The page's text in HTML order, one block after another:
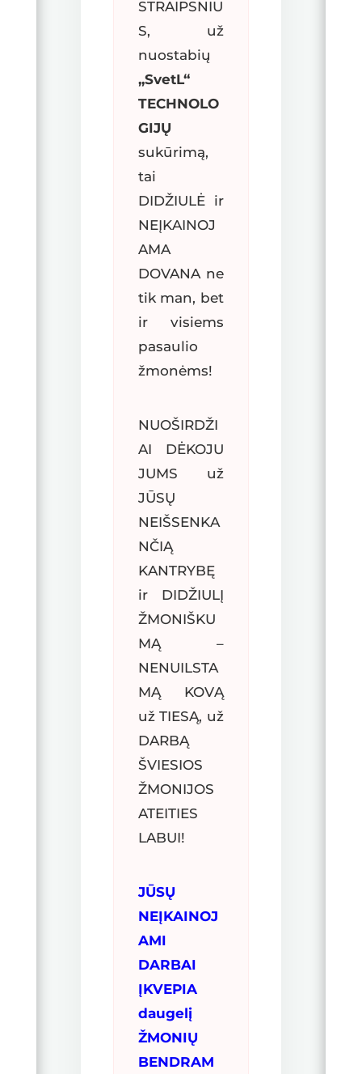
STRAIPSNIU
S, už
nuostabių
,,SvetL“
TECHNOLO
GIJŲ
sukūrimą,
tai
DIDŽIULĖ ir
NEĮKAINOJ
AMA
DOVANA ne
tik man, bet
ir visiems
pasaulio
žmonėms!
NUOŠIRDŽI
AI DĖKOJU
JUMS už
JŪSŲ
NEIŠSENKA
NČIĄ
KANTRYBĘ
ir DIDŽIULĮ
ŽMONIŠKU
MĄ –
NENUILSTA
MĄ KOVĄ
už TIESĄ, už
DARBĄ
ŠVIESIOS
ŽMONIJOS
ATEITIES
LABUI!
JŪSŲ
NEĮKAINOJ
AMI
DARBAI
ĮKVEPIA
daugelį
ŽMONIŲ
BENDRAM